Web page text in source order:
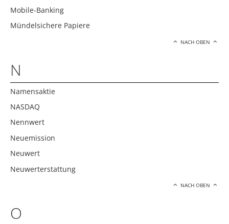
Mobile-Banking
Mündelsichere Papiere
NACH OBEN
N
Namensaktie
NASDAQ
Nennwert
Neuemission
Neuwert
Neuwerterstattung
NACH OBEN
O